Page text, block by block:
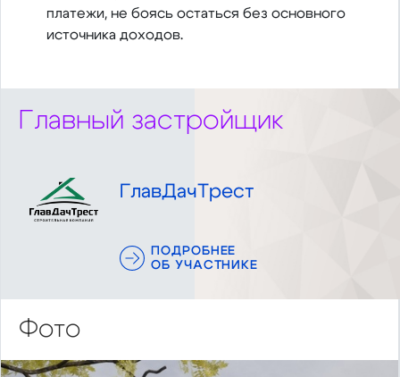
платежи, не боясь остаться без основного
источника доходов.
Главный застройщик
ГлавДачТрест
ПОДРОБНЕЕ
ОБ УЧАСТНИКЕ
Фото